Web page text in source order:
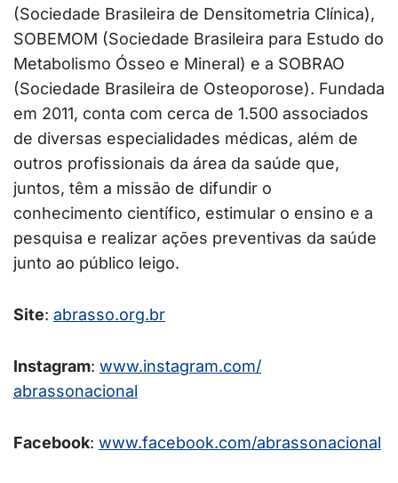
(Sociedade Brasileira de Densitometria Clínica),
SOBEMOM (Sociedade Brasileira para Estudo do
Metabolismo Ósseo e Mineral) e a SOBRAO
(Sociedade Brasileira de Osteoporose). Fundada
em 2011, conta com cerca de 1.500 associados
de diversas especialidades médicas, além de
outros profissionais da área da saúde que,
juntos, têm a missão de difundir o
conhecimento científico, estimular o ensino e a
pesquisa e realizar ações preventivas da saúde
junto ao público leigo.
Site: abrasso.org.br
Instagram: www.instagram.com/
abrassonacional
Facebook: www.facebook.com/abrassonacional